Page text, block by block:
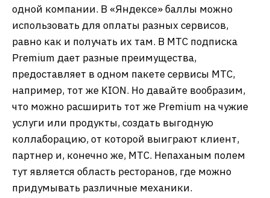
одной компании. В «Яндексе» баллы можно
использовать для оплаты разных сервисов,
равно как и получать их там. В МТС подписка
Premium дает разные преимущества,
предоставляет в одном пакете сервисы МТС,
например, тот же KION. Но давайте вообразим,
что можно расширить тот же Premium на чужие
услуги или продукты, создать выгодную
коллаборацию, от которой выиграют клиент,
партнер и, конечно же, МТС. Непаханым полем
тут является область ресторанов, где можно
придумывать различные механики.